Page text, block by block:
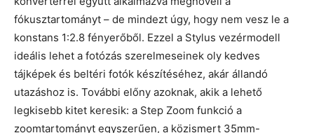
fókusztartományt – de mindezt úgy, hogy nem vesz le a
konstans 1:2.8 fényerőből. Ezzel a Stylus vezérmodell
ideális lehet a fotózás szerelmeseinek oly kedves
tájképek és beltéri fotók készítéséhez, akár állandó
utazáshoz is. További előny azoknak, akik a lehető
legkisebb kitet keresik: a Step Zoom funkció a
zoomtartományt egyszerűen, a közismert 35mm-